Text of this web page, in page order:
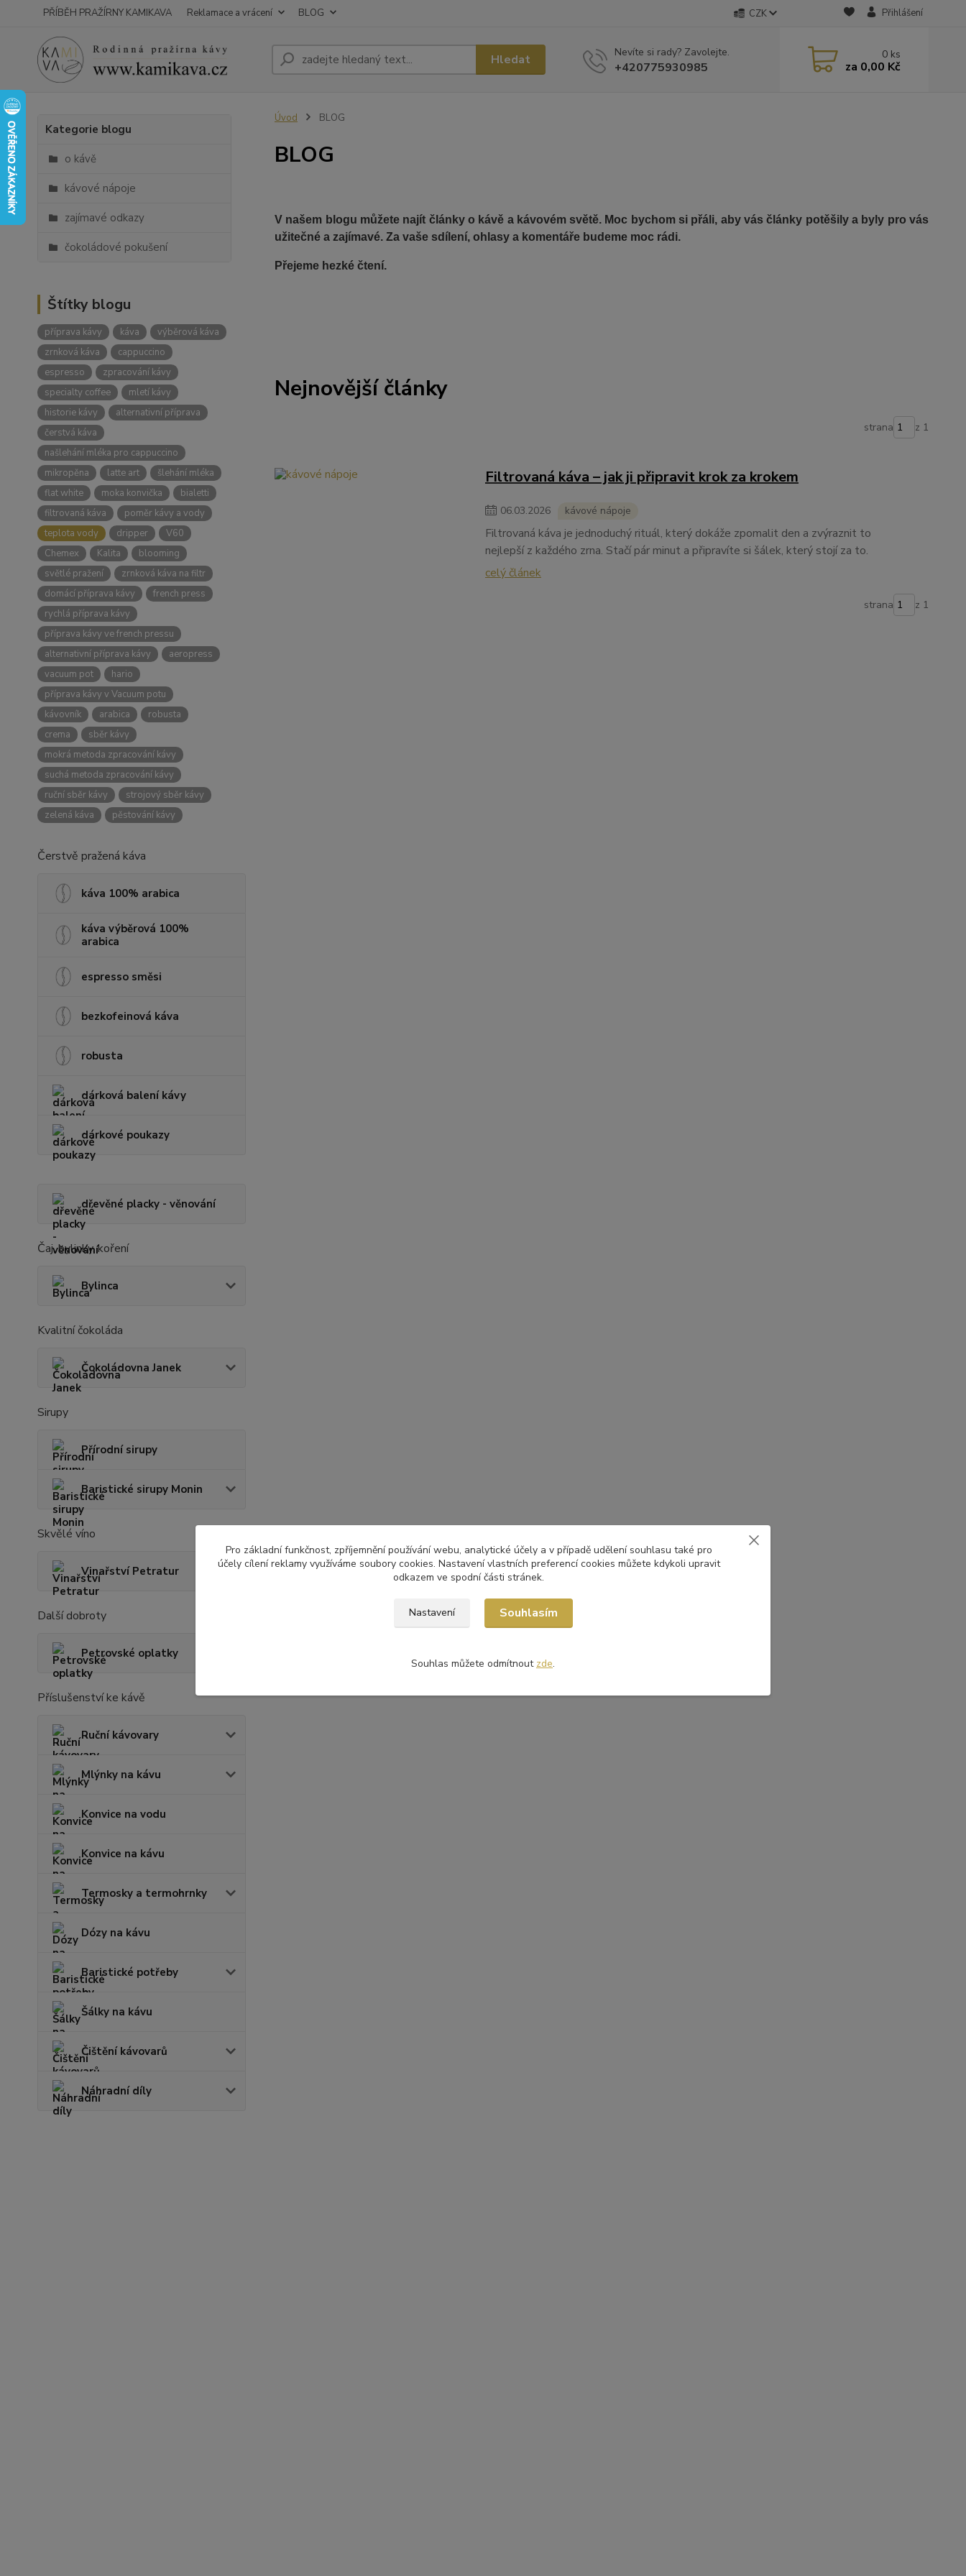
PŘÍBĚH PRAŽÍRNY KAMIKAVA Reklamace a vrácení BLOG CZK Přihlášení
Hledat Nevíte si rady? Zavolejte.
+420775930985
0 ks
za 0,00 Kč
Kategorie blogu
o kávě
kávové nápoje
zajímavé odkazy
čokoládové pokušení
Štítky blogu
příprava kávy káva
výběrová káva
zrnková káva
cappuccino
espresso
zpracování kávy
specialty coffee
mletí kávy
historie kávy
alternativní příprava
čerstvá káva
našlehání mléka pro cappuccino
mikropěna
latte art
šlehání mléka
flat white
moka konvička
bialetti
filtrovaná káva
poměr kávy a vody
teplota vody
dripper
V60
Chemex
Kalita
blooming
světlé pražení
zrnková káva na filtr
domácí příprava kávy
french press
rychlá příprava kávy
příprava kávy ve french pressu
alternativní příprava kávy
aeropress
vacuum pot
hario
příprava kávy v Vacuum potu
kávovník
arabica
robusta
crema
sběr kávy
mokrá metoda zpracování kávy
suchá metoda zpracování kávy
ruční sběr kávy
strojový sběr kávy
zelená káva
pěstování kávy
Čerstvě pražená káva
káva 100% arabica
káva výběrová 100%
arabica
espresso směsi
bezkofeinová káva
robusta
dárková balení kávy
dárkové poukazy
dřevěné placky - věnování
Čaj, bylinky, koření
Bylinca
Kvalitní čokoláda
Čokoládovna Janek
Sirupy
Přírodní sirupy
Baristické sirupy Monin
Skvělé víno
Vinařství Petratur
Další dobroty
Petrovské oplatky
Příslušenství ke kávě
Ruční kávovary
Mlýnky na kávu
Konvice na vodu
Konvice na kávu
Termosky a termohrnky
Dózy na kávu
Baristické potřeby
Šálky na kávu
Čištění kávovarů
Náhradní díly
Úvod BLOG
BLOG
V našem blogu můžete najít články o kávě a kávovém světě. Moc bychom si přáli, aby vás články potěšily a byly pro vás
užitečné a zajímavé. Za vaše sdílení, ohlasy a komentáře budeme moc rádi.
Přejeme hezké čtení.
Nejnovější články
strana z 1
Filtrovaná káva – jak ji připravit krok za krokem
06.03.2026 kávové nápoje
Filtrovaná káva je jednoduchý rituál, který dokáže zpomalit den a zvýraznit to
nejlepší z každého zrna. Stačí pár minut a připravíte si šálek, který stojí za to.
celý článek
strana z 1
Pro základní funkčnost, zpříjemnění používání webu, analytické účely a v případě udělení souhlasu také pro
účely cílení reklamy využíváme soubory cookies. Nastavení vlastních preferencí cookies můžete kdykoli upravit
odkazem ve spodní části stránek.
Nastavení Souhlasím
Souhlas můžete odmítnout zde.